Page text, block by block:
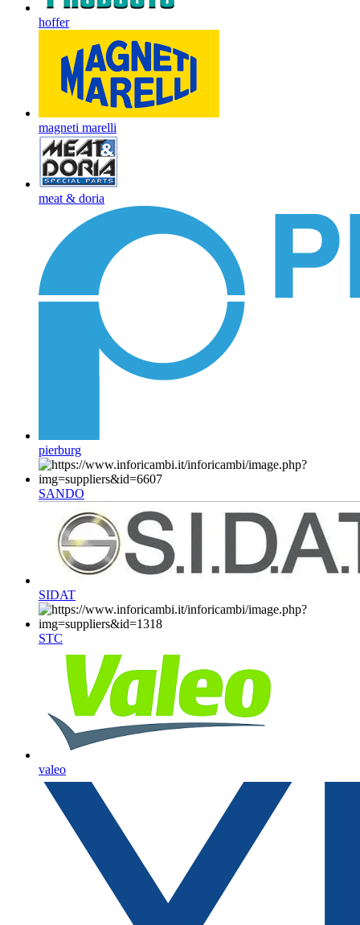
hoffer
magneti marelli
meat & doria
pierburg
SANDO
SIDAT
STC
valeo